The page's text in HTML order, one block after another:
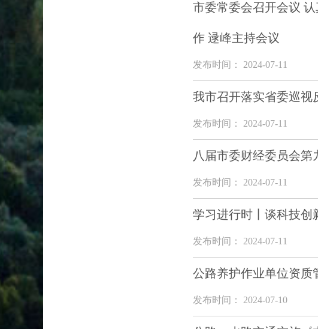
市委常委会召开会议
作 逯峰主持会议
发布时间： 2024-07-11
我市召开落实省委巡视
发布时间： 2024-07-11
八届市委财经委员会第
发布时间： 2024-07-11
学习进行时丨谈科技创
发布时间： 2024-07-11
公路养护作业单位资质
发布时间： 2024-07-10